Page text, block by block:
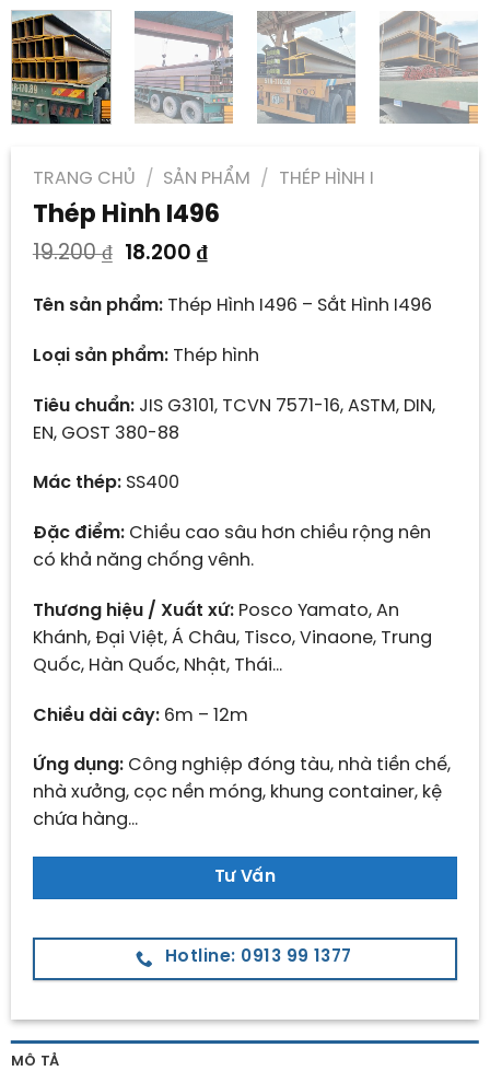
TRANG CHỦ / SẢN PHẨM / THÉP HÌNH I
Thép Hình I496
19.200₫
Giá
là:
19.200 ₫.
18.200 ₫Giá
tại
là:
Tên sản phẩm:Thép Hình I496 – Sắt Hình I496
Loại sản phẩm: Thép hình
Tiêu chuẩn:JIS G3101, TCVN 7571-16, ASTM, DIN,
EN, GOST 380-88
Mác thép: SS400
Đặc điểm: Chiều cao sâu hơn chiều rộng nên
có khả năng chống vênh.
Thương hiệu / Xuất xứ: Posco Yamato, An
Khánh, Đại Việt, Á Châu, Tisco, Vinaone, Trung
Quốc, Hàn Quốc, Nhật, Thái…
Chiều dài cây: 6m – 12m
Ứng dụng: Công nghiệp đóng tàu, nhà tiền chế,
nhà xưởng, cọc nền móng, khung container, kệ
chứa hàng…
Tư Vấn
Hotline: 0913 99 1377
MÔ TẢ